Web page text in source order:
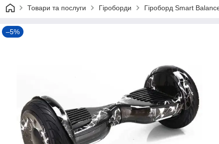
Товари та послуги Гіроборди Гіроборд Smart
–5%